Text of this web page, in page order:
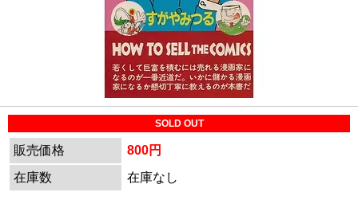
SOLD OUT
販売価格
800円
在庫数
在庫なし